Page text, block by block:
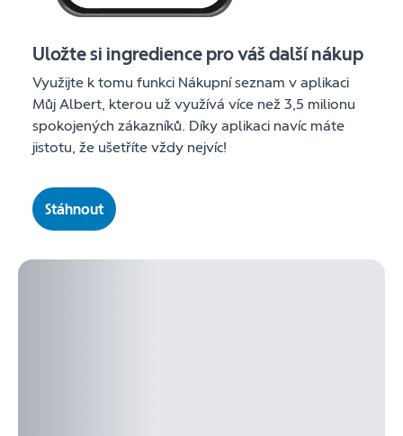
Uložte si ingredience pro váš další nákup
Využijte k tomu funkci Nákupní seznam v aplikaci
Můj Albert, kterou už využívá více než 3,5 milionu
spokojených zákazníků. Díky aplikaci navíc máte
jistotu, že ušetříte vždy nejvíc!
Stáhnout